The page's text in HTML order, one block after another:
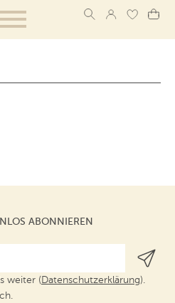
ABONNIEREN
weiter (Datenschutzerklärung).